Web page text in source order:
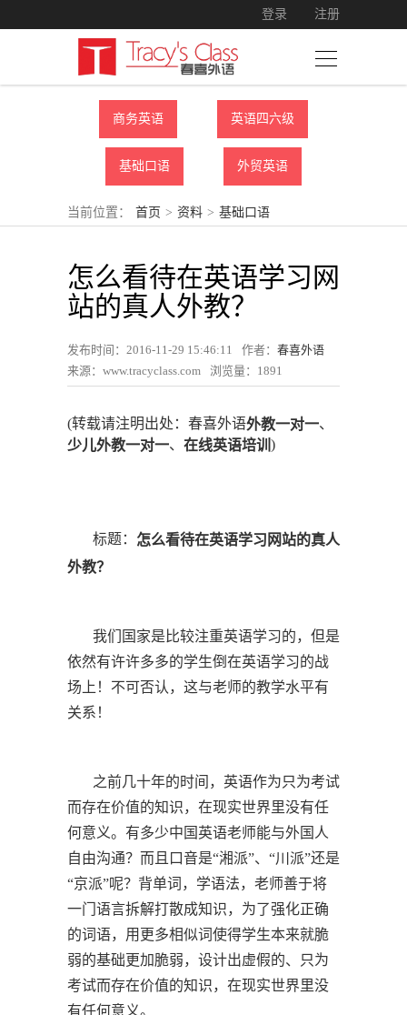
登录 注册
商务英语 英语四六级
基础口语 外贸英语
当前位置： 首页 > 资料 > 基础口语
怎么看待在英语学习网
站的真人外教？
发布时间：2016-11-29 15:46:11 作者： 春喜外语
来源：www.tracyclass.com
浏览量： 1891
(转载请注明出处：春喜外语外教一对一、
少儿外教一对一、 在线英语培训 )
标题： 怎么看待在英语学习网站的真人
外教？
我们国家是比较注重英语学习的，但是
依然有许许多多的学生倒在英语学习的战
场上！不可否认，这与老师的教学水平有
关系！
之前几十年的时间，英语作为只为考试
而存在价值的知识，在现实世界里没有任
何意义。有多少中国英语老师能与外国人
自由沟通？而且口音是“湘派”、“川派”还是
“京派”呢？背单词，学语法，老师善于将
一门语言拆解打散成知识，为了强化正确
的词语，用更多相似词使得学生本来就脆
弱的基础更加脆弱，设计出虚假的、只为
考试而存在价值的知识，在现实世界里没
有任何意义。